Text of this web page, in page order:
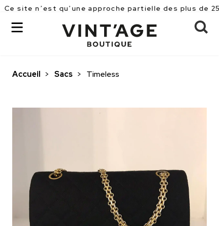
qu’une approche partielle des plus de 2500
Accueil > Sacs > Timeless